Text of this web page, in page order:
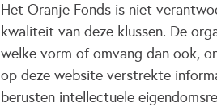
Het Oranje Fonds is niet
kwaliteit van deze klussen. De
welke vorm of omvang dan ook,
op deze website verstrekte
berusten intellectuele